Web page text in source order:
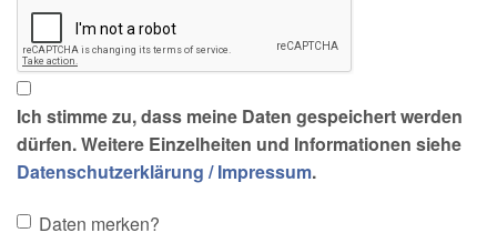
Ich stimme zu, dass meine Daten gespeichert werden
dürfen. Weitere Einzelheiten und Informationen siehe
Datenschutzerklärung / Impressum.
Daten merken?